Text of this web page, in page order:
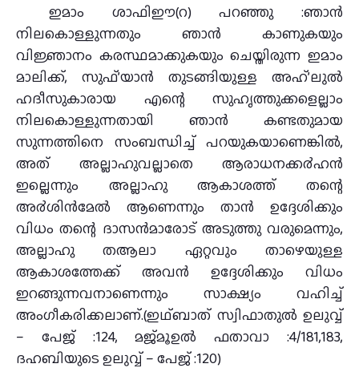
ഇമാം ശാഫിഈ(റ) പറഞ്ഞു :ഞാന്‍
നിലകൊള്ളുന്നതും ഞാന്‍ കാണുകയും
വി‍ജ്ഞാനം കരസ്ഥമാക്കുകയും ചെയ്തിരുന്ന ഇമാം
മാലിക്ക്, സുഫ്’യാന്‍ തുടങ്ങിയുള്ള അഹ്’ലുല്‍
ഹദീസുകാരായ എന്റെ സു‍ഹൃത്തുക്കളെല്ലാം
നിലകൊള്ളുന്നതായി ഞാന്‍ കണ്ടതുമായ
സുന്നത്തിനെ സംബന്ധിച്ച് പറയുകയാണെങ്കില്‍,
അത് അല്ലാഹുവല്ലാതെ ആരാധനക്ക൪ഹന്‍
ഇല്ലെന്നും അല്ലാഹു ആകാശത്ത് തന്റെ
അ൪ശിന്‍മേല്‍ ആണെന്നും താന്‍ ഉദ്ദേശിക്കും
വിധം തന്റെ ദാസന്‍മാരോട് അടുത്തു വരുമെന്നും,
അല്ലാഹു തആലാ ഏറ്റവും താഴെയുള്ള
ആകാശത്തേക്ക് അവന്‍ ഉദ്ദേശിക്കും വിധം
ഇറങ്ങുന്നവനാണെന്നും സാക്ഷ്യം വഹിച്ച്
അംഗീകരിക്കലാണ്.(ഇഥ്ബാത് സ്വിഫാതുല്‍ ഉലുവ്വ്
– പേജ് :124, മജ്മൂഉല്‍ ഫതാവാ :4/181,183,
ദഹബിയുടെ ഉലുവ്വ് – പേജ് :120)